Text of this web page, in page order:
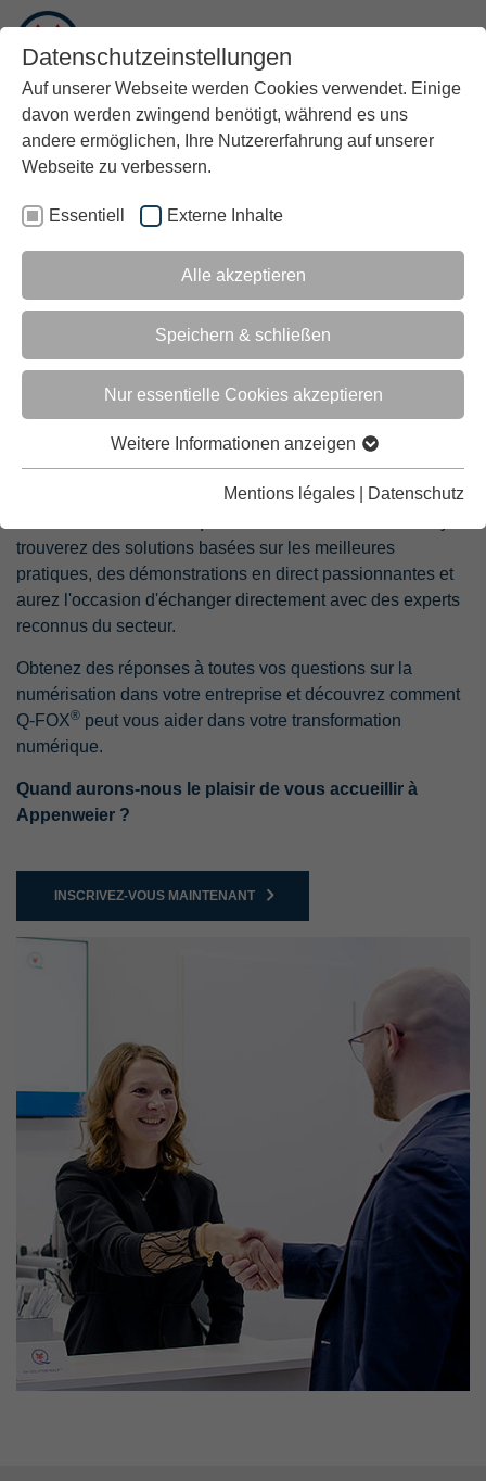
Datenschutzeinstellungen
Auf unserer Webseite werden Cookies verwendet. Einige
davon werden zwingend benötigt, während es uns
andere ermöglichen, Ihre Nutzererfahrung auf unserer
Webseite zu verbessern.
Essentiell Externe Inhalte
Alle akzeptieren
Speichern & schließen
Nur essentielle Cookies akzeptieren
Weitere Informationen anzeigen
Mentions légales Datenschutz
SOLUTION WALK
DÉCOUVREZ NOS SOLUTIONS
INFORMATIQUES
Au SOLUTION WALK®, vous découvrirez le portefeuille
d'un groupe d'entreprises qui vous accompagne en tant
que premier interlocuteur pour les solutions dans les
trouverez des solutions basées sur les meilleures
pratiques, des démonstrations en direct passionnantes et
aurez l'occasion d'échanger directement avec des experts
reconnus du secteur.
Obtenez des réponses à toutes vos questions sur la
numérisation dans votre entreprise et découvrez comment
Q-FOX® peut vous aider dans votre transformation
numérique.
Quand aurons-nous le plaisir de vous accueillir à
Appenweier ?
INSCRIVEZ-VOUS MAINTENANT